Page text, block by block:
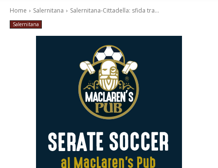
Home Salernitana Salernitana-Cittadella: sfida tra...
Salernitana